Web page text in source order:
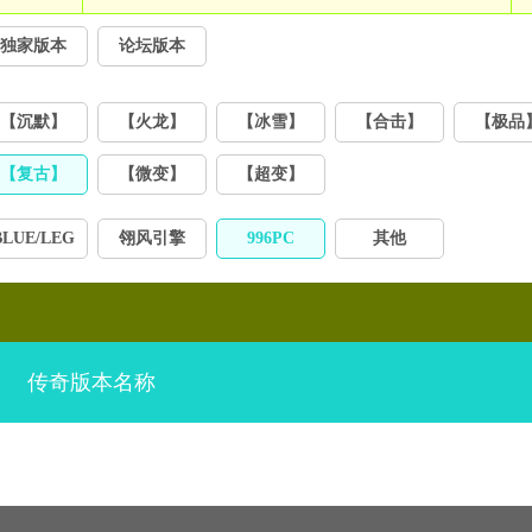
独家版本 论坛版本
【沉默】 【火龙】 【冰雪】 【合击】 【极品
【复古】 【微变】 【超变】
LEG 翎风引擎 996PC 其他
传奇版本名称